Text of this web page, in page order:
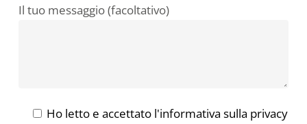
Il tuo messaggio (facoltativo)
Ho letto e accettato l'informativa sulla privacy